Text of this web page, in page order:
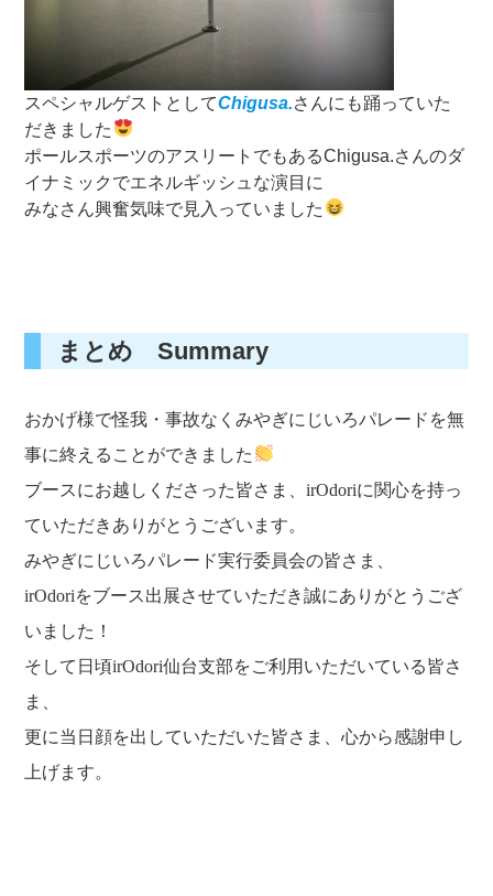
スペシャルゲストとしてChigusa.さんにも踊っていた
だきました
ポールスポーツのアスリートでもあるChigusa.さんのダ
イナミックでエネルギッシュな演目に
みなさん興奮気味で見入っていました
まとめ Summary
おかげ様で怪我・事故なくみやぎにじいろパレードを無
事に終えることができました
ブースにお越しくださった皆さま、irOdoriに関心を持っ
ていただきありがとうございます。
みやぎにじいろパレード実行委員会の皆さま、
irOdoriをブース出展させていただき誠にありがとうござ
いました！
そして日頃irOdori仙台支部をご利用いただいている皆さ
ま、
更に当日顔を出していただいた皆さま、心から感謝申し
上げます。